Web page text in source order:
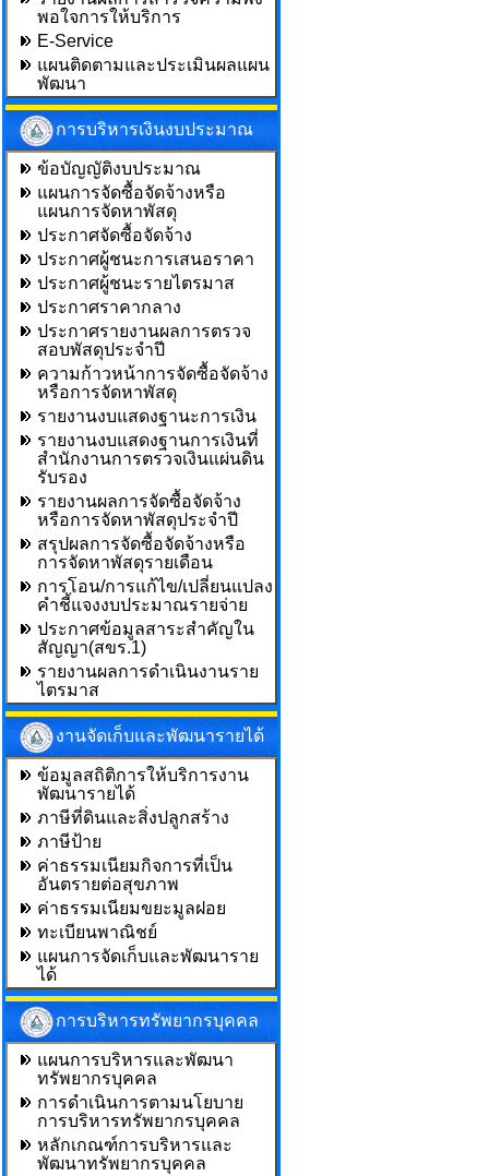
พอใจการให้บริการ
E-Service
แผนติดตามและประเมินผลแผน
พัฒนา
การบริหารเงินงบประมาณ
ข้อบัญญัติงบประมาณ
แผนการจัดซื้อจัดจ้างหรือ
แผนการจัดหาพัสดุ
ประกาศจัดซื้อจัดจ้าง
ประกาศผู้ชนะการเสนอราคา
ประกาศผู้ชนะรายไตรมาส
ประกาศราคากลาง
ประกาศรายงานผลการตรวจ
สอบพัสดุประจำปี
ความก้าวหน้าการจัดซื้อจัดจ้าง
หรือการจัดหาพัสดุ
รายงานงบแสดงฐานะการเงิน
รายงานงบแสดงฐานการเงินที่
สำนักงานการตรวจเงินแผ่นดิน
รับรอง
รายงานผลการจัดซื้อจัดจ้าง
หรือการจัดหาพัสดุประจำปี
สรุปผลการจัดซื้อจัดจ้างหรือ
การจัดหาพัสดุรายเดือน
การโอน/การแก้ไข/เปลี่ยนแปลง
คำชี้แจงงบประมาณรายจ่าย
ประกาศข้อมูลสาระสำคัญใน
สัญญา(สขร.1)
รายงานผลการดำเนินงานราย
ไตรมาส
งานจัดเก็บและพัฒนารายได้
ข้อมูลสถิติการให้บริการงาน
พัฒนารายได้
ภาษีที่ดินและสิ่งปลูกสร้าง
ภาษีป้าย
ค่าธรรมเนียมกิจการที่เป็น
อันตรายต่อสุขภาพ
ค่าธรรมเนียมขยะมูลฝอย
ทะเบียนพาณิชย์
แผนการจัดเก็บและพัฒนาราย
ได้
การบริหารทรัพยากรบุคคล
แผนการบริหารและพัฒนา
ทรัพยากรบุคคล
การดำเนินการตามนโยบาย
การบริหารทรัพยากรบุคคล
หลักเกณฑ์การบริหารและ
พัฒนาทรัพยากรบุคคล